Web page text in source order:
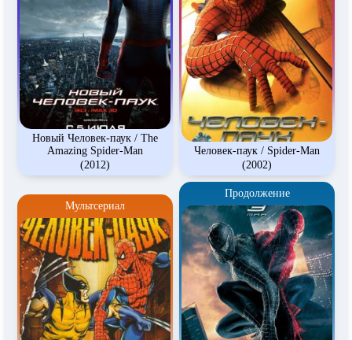
Новый Человек-паук / The
Amazing Spider-Man
(2012)
Человек-паук / Spider-Man
(2002)
Мультсериал
Продолжение